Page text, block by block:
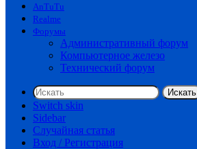
AnTuTu
Realme
Форумы
Административный форум
Компьютерное железо
Технический форум
Искать
Switch skin
Sidebar
Случайная статья
Вход / Регистрация